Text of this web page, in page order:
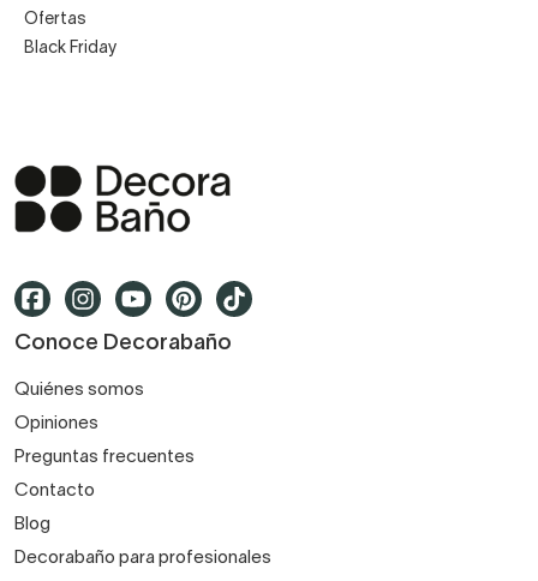
Ofertas
Black Friday
Conoce Decorabaño
Quiénes somos
Opiniones
Preguntas frecuentes
Contacto
Blog
Decorabaño para profesionales